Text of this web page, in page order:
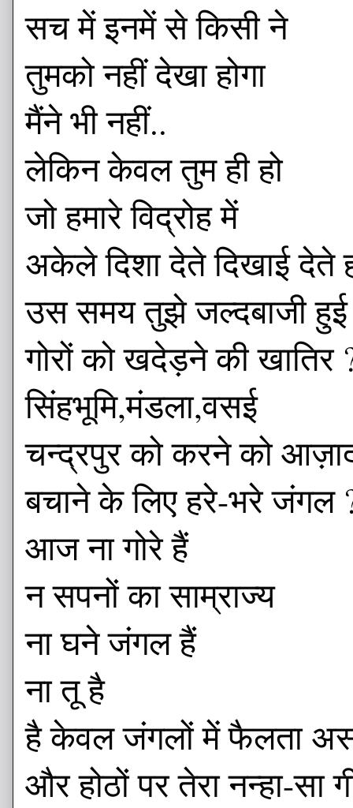
सच में इनमें से किसी ने
तुमको नहीं देखा होगा
मैंने भी नहीं..
लेकिन केवल तुम ही हो
जो हमारे विद्रोह में
अकेले दिशा देते दिखाई देते
उस समय तुझे जल्दबाजी हुई
गोरों को खदेड़ने की खातिर
सिंहभूमि,मंडला,वसई
चन्द्रपुर को करने को
बचाने के लिए हरे-भरे जंगल
आज ना गोरे हैं
न सपनों का साम्राज्य
ना घने जंगल हैं
ना तू है
है केवल जंगलों में फैलता
और होठों पर तेरा नन्हा-सा